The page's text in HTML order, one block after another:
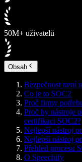
50M+ uživatelů
Obsah
Bezpečnost není
Co je to SOC2
Proč firmy
Proč by nástroje
certifikaci SOC2?
Nejlepší nástroj
Nejlepší nástroj
Přehled procesu
O Speechify